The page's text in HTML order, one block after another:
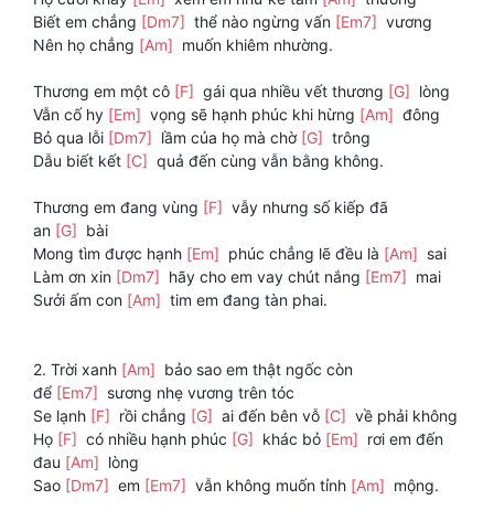
Biết em chẳng [Dm7] thể nào ngừng vấn [Em7] vương
Nên họ chẳng [Am] muốn khiêm nhường.
Thương em một cô [F] gái qua nhiều vết thương [G] lòng
Vẫn cố hy [Em] vọng sẽ hạnh phúc khi hừng [Am] đông
Bỏ qua lỗi [Dm7] lầm của họ mà chờ [G] trông
Dẫu biết kết [C] quả đến cùng vẫn bằng không.
Thương em đang vùng [F] vẫy nhưng số kiếp đã
an [G] bài
Mong tìm được hạnh [Em] phúc chẳng lẽ đều là [Am] sai
Làm ơn xin [Dm7] hãy cho em vay chút nắng [Em7] mai
Sưởi ấm con [Am] tim em đang tàn phai.
2. Trời xanh [Am] bảo sao em thật ngốc còn
để [Em7] sương nhẹ vương trên tóc
Se lạnh [F] rồi chẳng [G] ai đến bên vỗ [C] về phải không
Họ [F] có nhiều hạnh phúc [G] khác bỏ [Em] rơi em đến
đau [Am] lòng
Sao [Dm7] em [Em7] vẫn không muốn tỉnh [Am] mộng.